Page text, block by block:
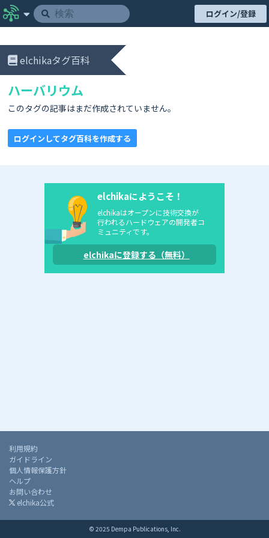
ログイン/登録
elchikaタグ百科
ハーバリウム
このタグの記事はまだ作成されていません。
ログインしてタグ百科を作成する
elchikaにようこそ！
elchikaはオープンに技術交換が
行われるハードウェアの開発者コ
ミュニティです。
elchikaに登録する（無料）
利用規約
ガイドライン
個人情報保護方針
ヘルプ
お問い合わせ
elchika公式
© 2025 Dempa Publications, Inc.